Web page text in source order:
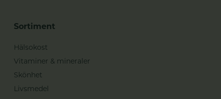
Sortiment
Hälsokost
Vitaminer & mineraler
Skönhet
Livsmedel